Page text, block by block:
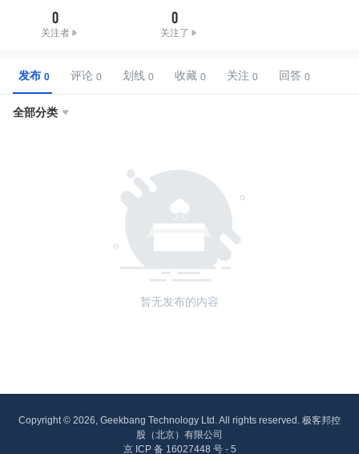
0
关注者
0
关注了
发布 评论 划线 收藏 关注 回答
全部分类 
暂无发布的内容
Copyright © 2026, Geekbang Technology Ltd. All rights reserved. 极客邦控
股（北京）有限公司
京 ICP 备 16027448 号 - 5